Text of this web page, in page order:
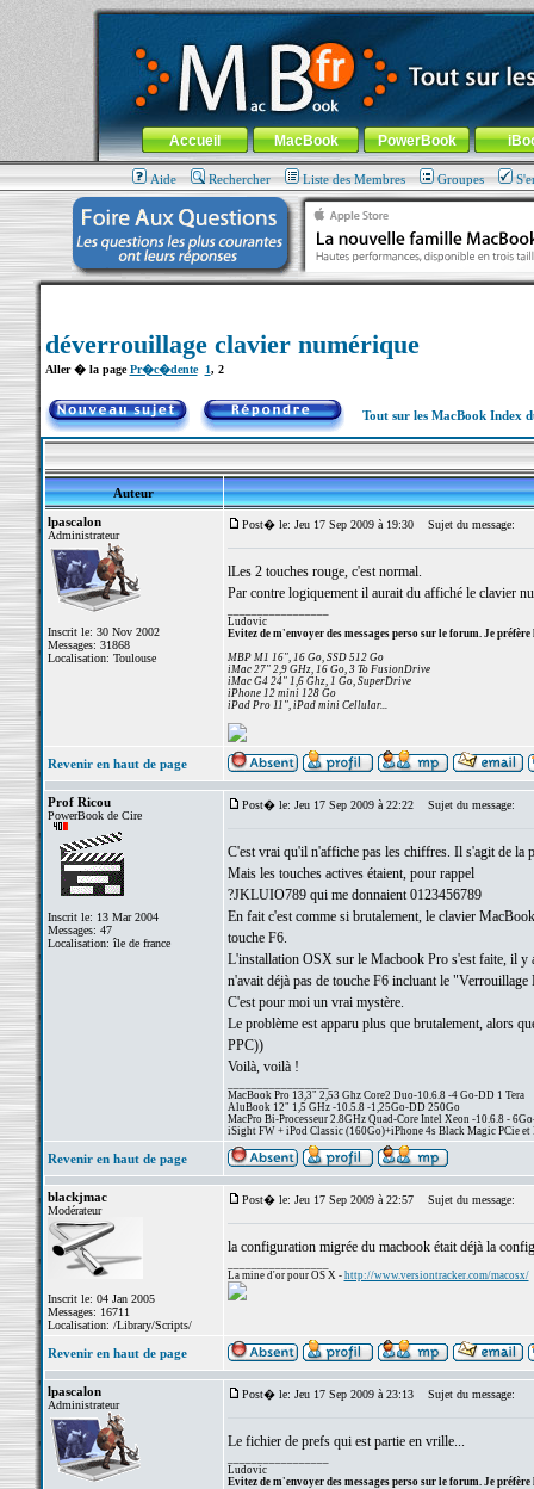
MacBook-fr.com : 100% Apple... 100% nomade !
Aller au contenu-Aller au menu général-Aller au menu de
Menu général
Accueil MacBook PowerBook
Aide Rechercher Liste des Membres Groupes
déverrouillage clavier numérique
Aller � la pagePr�c�dente 1, 2
Tout sur les MacBook Index
Auteur
lpascalon
Administrateur
Inscrit le: 30 Nov 2002
Messages: 31868
Localisation: Toulouse
Post� le: Jeu 17 Sep 2009 à 19:30 Sujet du message:
lLes 2 touches rouge, c'est normal.
Par contre logiquement il aurait du affiché le clavier
Ludovic
Evitez de m'envoyer des messages perso sur le forum. Je préfère
MBP M1 16", 16 Go, SSD 512 Go
iMac 27" 2,9 GHz, 16 Go, 3 To FusionDrive
iMac G4 24" 1,6 Ghz, 1 Go, SuperDrive
iPhone 12 mini 128 Go
iPad Pro 11", iPad mini Cellular...
Revenir en haut de page
Prof Ricou
PowerBook de Cire
Inscrit le: 13 Mar 2004
Messages: 47
Localisation: île de france
Post� le: Jeu 17 Sep 2009 à 22:22 Sujet du message:
C'est vrai qu'il n'affiche pas les chiffres. Il s'agit de la
Mais les touches actives étaient, pour rappel
?JKLUIO789 qui me donnaient 0123456789
En fait c'est comme si brutalement, le clavier
touche F6.
L'installation OSX sur le Macbook Pro s'est faite, il y
n'avait déjà pas de touche F6 incluant le "Verrouillage
C'est pour moi un vrai mystère.
Le problème est apparu plus que brutalement, alors
PPC))
Voilà, voilà !
MacBook Pro 13,3" 2,53 Ghz Core2 Duo-10.6.8 -4 Go-DD 1 Tera
AluBook 12" 1,5 GHz -10.5.8 -1,25Go-DD 250Go
MacPro Bi-Processeur 2.8GHz Quad-Core Intel Xeon -10.6.8 -
iSight FW + iPod Classic (160Go)+iPhone 4s Black Magic PCie
Revenir en haut de page
blackjmac
Modérateur
Inscrit le: 04 Jan 2005
Messages: 16711
Localisation: /Library/Scripts/
Post� le: Jeu 17 Sep 2009 à 22:57 Sujet du message:
la configuration migrée du macbook était déjà la
La mine d'or pour OS X - http://www.versiontracker.com/macosx/
Revenir en haut de page
lpascalon
Administrateur
Post� le: Jeu 17 Sep 2009 à 23:13 Sujet du message:
Le fichier de prefs qui est partie en vrille...
Ludovic
Evitez de m'envoyer des messages perso sur le forum. Je préfère